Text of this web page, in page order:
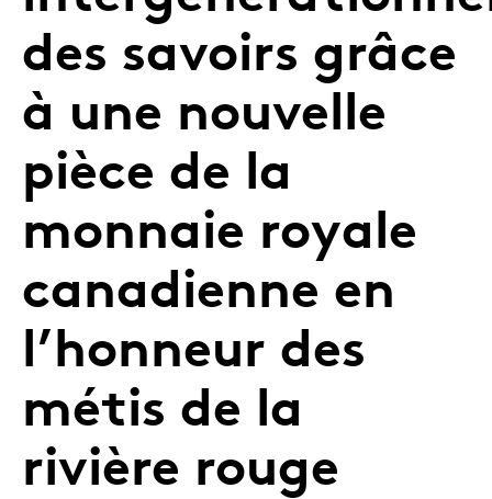
des savoirs grâce
à une nouvelle
pièce de la
monnaie royale
canadienne en
l’honneur des
métis de la
rivière rouge